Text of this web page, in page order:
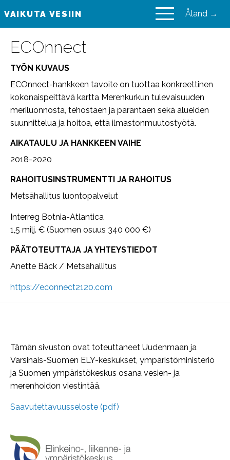
VAIKUTA VESIIN VAIKUTA VESIIN Åland →
ECOnnect
TYÖN KUVAUS
ECOnnect-hankkeen tavoite on tuottaa konkreettinen
kokonaispeittävä kartta Merenkurkun tulevaisuuden
meriluonnosta, tehostaen ja parantaen sekä alueiden
suunnittelua ja hoitoa, että ilmastonmuutostyötä.
AIKATAULU JA HANKKEEN VAIHE
2018-2020
RAHOITUSINSTRUMENTTI JA RAHOITUS
Metsähallitus luontopalvelut
Interreg Botnia-Atlantica
1,5 milj. € (Suomen osuus 340 000 €)
PÄÄTOTEUTTAJA JA YHTEYSTIEDOT
Anette Bäck / Metsähallitus
https://econnect2120.com
Tämän sivuston ovat toteuttaneet Uudenmaan ja
Varsinais-Suomen ELY-keskukset, ympäristöministeriö
ja Suomen ympäristökeskus osana vesien- ja
merenhoidon viestintää.
Saavutettavuusseloste (pdf)